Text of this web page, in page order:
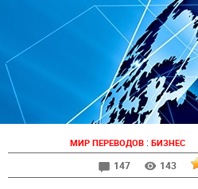
МИР ПЕРЕВОДОВ : БИЗНЕС
147
143